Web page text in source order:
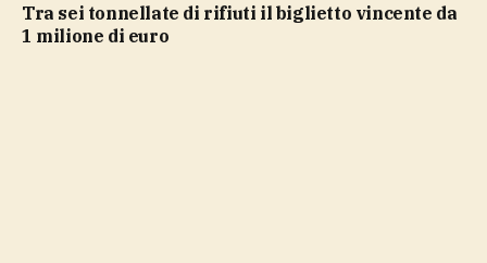
Tra sei tonnellate di rifiuti il biglietto vincente da
1 milione di euro